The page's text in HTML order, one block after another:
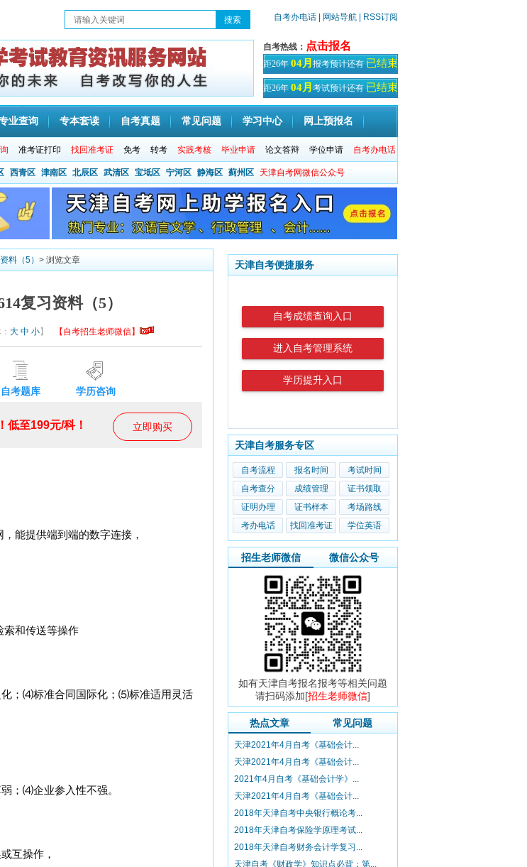
自考办电话 | 网站导航 | RSS订阅
自考热线： 点击报名
距26年 04月 报考预计还有 已结束
天！
距26年 04月 考试预计还有 已结束
天
业查询 专本套读 自考真题 常见问题 学习中心 网上预报名
准考证打印 找回准考证 免考 转考 实践考核 毕业申请 论文答辩 学位申请 自考办电话
西青区 津南区 北辰区 武清区 宝坻区 宁河区 静海区 蓟州区 天津自考网微信公众号
料（5） > 浏览文章
复习资料（5）
大 中 小】 【自考招生老师微信】
自考题库 学历咨询
立即购买
低至199元/科！
能提供端到端的数字连接，
索和传送等操作
；⑷标准合同国际化；⑸标准适用灵活
；⑷企业参入性不强。
互操作，
天津自考便捷服务
自考成绩查询入口
进入自考管理系统
学历提升入口
天津自考服务专区
自考流程 报名时间
考试时间
自考查分
成绩管理
证书领取
证明办理
证书样本
考场路线
考办电话
找回准考证 学位英语
招生老师微信 微信公众号
如有天津自考报名报考等相关问题
请扫码添加[招生老师微信]
热点文章 常见问题
天津2021年4月自考《基础会计...
天津2021年4月自考《基础会计...
2021年4月自考《基础会计学》...
天津2021年4月自考《基础会计...
2018年天津自考中央银行概论考...
2018年天津自考保险学原理考试...
2018年天津自考财务会计学复习...
天津自考《财政学》知识点必背：第...